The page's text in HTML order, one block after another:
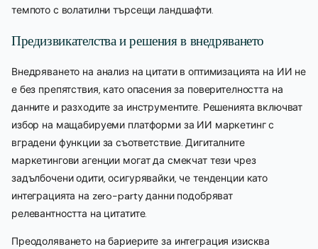
темпото с волатилни търсещи ландшафти.
Предизвикателства и решения в внедряването
Внедряването на анализ на цитати в оптимизацията на ИИ не
е без препятствия, като опасения за поверителността на
данните и разходите за инструментите. Решенията включват
избор на мащабируеми платформи за ИИ маркетинг с
вградени функции за съответствие. Дигиталните
маркетингови агенции могат да смекчат тези чрез
задълбочени одити, осигурявайки, че тенденции като
интеграцията на zero-party данни подобряват
релевантността на цитатите.
Преодоляването на бариерите за интеграция изисква